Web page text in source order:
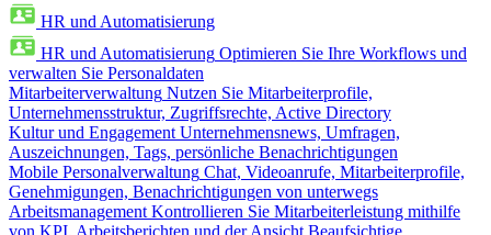
HR und Automatisierung
HR und Automatisierung Optimieren Sie Ihre Workflows und
verwalten Sie Personaldaten
Mitarbeiterverwaltung Nutzen Sie Mitarbeiterprofile,
Unternehmensstruktur, Zugriffsrechte, Active Directory
Kultur und Engagement Unternehmensnews, Umfragen,
Auszeichnungen, Tags, persönliche Benachrichtigungen
Mobile Personalverwaltung Chat, Videoanrufe, Mitarbeiterprofile,
Genehmigungen, Benachrichtigungen von unterwegs
Arbeitsmanagement Kontrollieren Sie Mitarbeiterleistung mithilfe
von KPI, Arbeitsberichten und der Ansicht Beaufsichtige